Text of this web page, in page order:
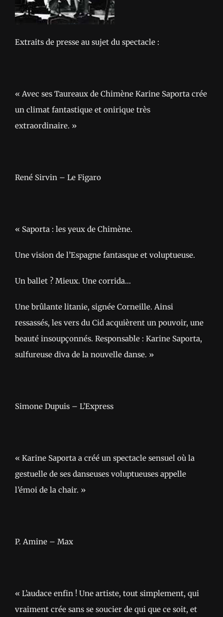
Extraits de presse au sujet du spectacle :
« Avec ses Taureaux de Chimène Karine Saporta crée
un climat fantastique et onirique très
extraordinaire. »
René Sirvin – Le Figaro
« Saporta : les yeux de Chimène.
Une vision de l’Espagne fantasque et voluptueuse.
Un ballet ? Mieux. Une corrida…
Une brûlante litanie, signée Corneille. Ainsi
ressassés, les vers du Cid acquièrent un pouvoir, une
beauté insoupçonnés. Responsable : Karine Saporta,
sulfureuse diva de la nouvelle danse. »
Simone Dupuis – L’Express
« Karine Saporta a créé un spectacle sensuel où la
gestuelle de ses danseuses voluptueuses appelle
l’émoi de la chair. »
P. Amine – Max
« L’audace enfin ! Une artiste, tout simplement, qui
vraiment crée sans se soucier de qui que ce soit, et